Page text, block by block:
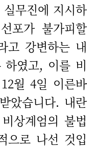
무진에 지시하
포가 불가피할
고 강변하는 내
하였고, 이를 비
월 4일 이른바
았습니다. 내란
상계엄의 불법
으로 나선 것입